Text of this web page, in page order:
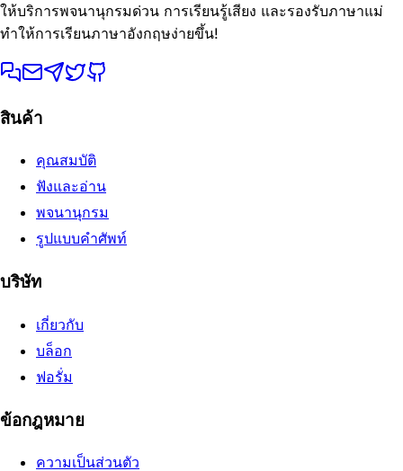
ให้บริการพจนานุกรมด่วน การเรียนรู้เสียง และรองรับภาษาแม่
ทำให้การเรียนภาษาอังกฤษง่ายขึ้น!
สินค้า
คุณสมบัติ
ฟังและอ่าน
พจนานุกรม
รูปแบบคำศัพท์
บริษัท
เกี่ยวกับ
บล็อก
ฟอรั่ม
ข้อกฎหมาย
ความเป็นส่วนตัว